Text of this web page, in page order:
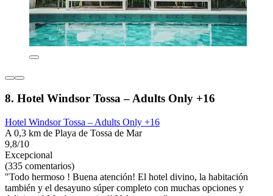
8. Hotel Windsor Tossa – Adults Only +16
Hotel Windsor Tossa – Adults Only +16
A 0,3 km de Playa de Tossa de Mar
9,8/10
Excepcional
(335 comentarios)
"Todo hermoso ! Buena atención! El hotel divino, la habitación
también y el desayuno súper completo con muchas opciones y